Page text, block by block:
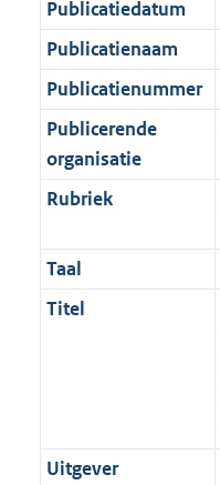
t
a
t
a
a
t
Publicatiedatum
Publicatienaam
Publicatienummer
Publicerende
organisatie
Rubriek
Taal
Titel
Uitgever